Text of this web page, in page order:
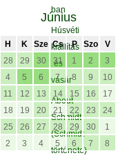
ban
Húsvéti
kiállítás
és
vásár
About
Schmidt
(Schmidt
története)
Június
H K Sze Cs P Szo
V
28
29 30 31 1 2
3
4
5 6 7 8 9
10
11
12 13 14 15 16
17
18
19 20 21 22 23
24
25
26 27 28 29 30
1
2
3 4 5 6 7 8